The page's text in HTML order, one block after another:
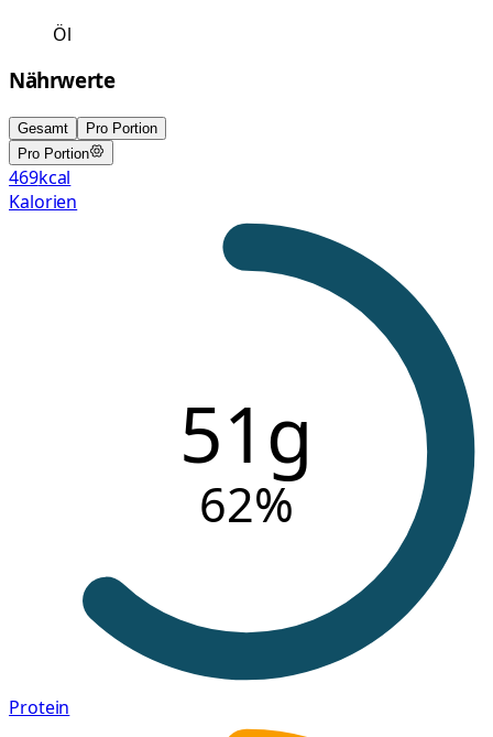
Öl
Nährwerte
Gesamt
Pro Portion
Pro Portion
469kcal
Kalorien
51g
62%
Protein